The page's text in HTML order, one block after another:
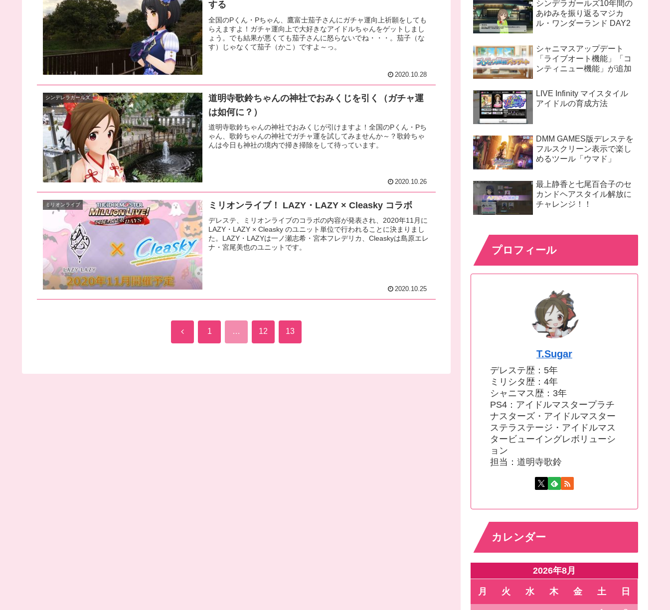
する
全国のPくん・Pちゃん、鷹富士茄子さんにガチャ運向上祈願をしても
らえますよ！ガチャ運向上で大好きなアイドルちゃんをゲットしまし
ょう。でも結果が悪くても茄子さんに怒らないでね・・・。茄子（な
す）じゃなくて茄子（かこ）ですよ～っ。
2020.10.28
シンデレラガールズ
道明寺歌鈴ちゃんの神社でおみくじを引く（ガチャ運
は如何に？）
道明寺歌鈴ちゃんの神社でおみくじが引けますよ！全国のPくん・Pち
ゃん、歌鈴ちゃんの神社でガチャ運を試してみませんか～？歌鈴ちゃ
んは今日も神社の境内で掃き掃除をして待っています。
2020.10.26
ミリオンライブ ミリオンライブ！ LAZY・LAZY × Cleasky コラボ
デレステ、ミリオンライブのコラボの内容が発表され、2020年11月に
LAZY・LAZY × Cleasky のユニット単位で行われることに決まりまし
た。LAZY・LAZYは一ノ瀬志希・宮本フレデリカ、Cleaskyは島原エレ
ナ・宮尾美也のユニットです。
2020.10.25
前 1 … 12 13
シンデラガールズ10年間の
あゆみを振り返るマジカ
ル・ワンダーランド DAY2
シャニマスアップデート
「ライブオート機能」「コ
ンティニュー機能」が追加
LIVE Infinity マイスタイル
アイドルの育成方法
DMM GAMES版デレステを
フルスクリーン表示で楽し
めるツール「ウマド」
最上静香と七尾百合子のセ
カンドヘアスタイル解放に
チャレンジ！！
プロフィール
T.Sugar
デレステ歴：5年
ミリシタ歴：4年
シャニマス歴：3年
PS4：アイドルマスタープラチ
ナスターズ・アイドルマスター
ステラステージ・アイドルマス
タービューイングレボリューシ
ョン
担当：道明寺歌鈴
カレンダー
2026年8月
月 火 水 木 金 土 日